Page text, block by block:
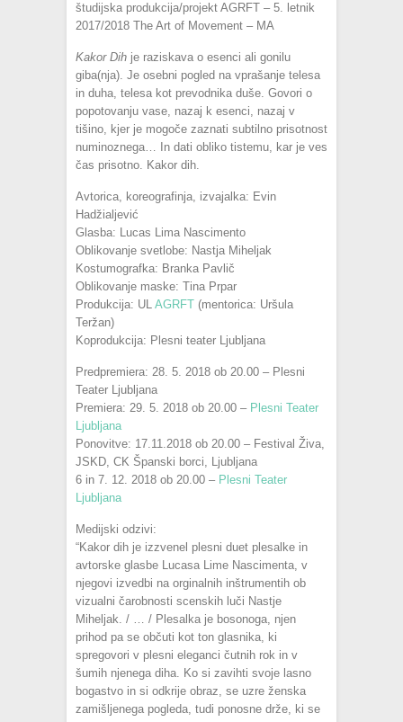
študijska produkcija/projekt AGRFT – 5. letnik
2017/2018 The Art of Movement – MA
Kakor Dih je raziskava o esenci ali gonilu
giba(nja). Je osebni pogled na vprašanje telesa
in duha, telesa kot prevodnika duše. Govori o
popotovanju vase, nazaj k esenci, nazaj v
tišino, kjer je mogoče zaznati subtilno prisotnost
numinoznega… In dati obliko tistemu, kar je ves
čas prisotno. Kakor dih.
Avtorica, koreografinja, izvajalka: Evin
Hadžialjević
Glasba: Lucas Lima Nascimento
Oblikovanje svetlobe: Nastja Miheljak
Kostumografka: Branka Pavlič
Oblikovanje maske: Tina Prpar
Produkcija: UL AGRFT (mentorica: Uršula
Teržan)
Koprodukcija: Plesni teater Ljubljana
Predpremiera: 28. 5. 2018 ob 20.00 – Plesni
Teater Ljubljana
Premiera: 29. 5. 2018 ob 20.00 – Plesni Teater
Ljubljana
Ponovitve: 17.11.2018 ob 20.00 – Festival Živa,
JSKD, CK Španski borci, Ljubljana
6 in 7. 12. 2018 ob 20.00 – Plesni Teater
Ljubljana
Medijski odzivi:
“Kakor dih je izzvenel plesni duet plesalke in
avtorske glasbe Lucasa Lime Nascimenta, v
njegovi izvedbi na orginalnih inštrumentih ob
vizualni čarobnosti scenskih luči Nastje
Miheljak. / … / Plesalka je bosonoga, njen
prihod pa se občuti kot ton glasnika, ki
spregovori v plesni eleganci čutnih rok in v
šumih njenega diha. Ko si zavihti svoje lasno
bogastvo in si odkrije obraz, se uzre ženska
zamišljenega pogleda, tudi ponosne drže, ki se